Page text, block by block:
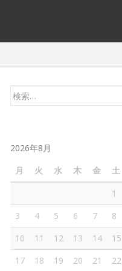
検
2026年8月
月
火 水 木 金 土
1
3
4 5 6 7 8
10
11 12 13 14 15
17
18 19 20 21 22